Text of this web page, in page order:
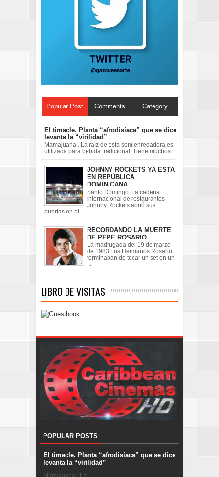
Popular Post Comments Category
El timacle. Planta “afrodisíaca” que se dice
levanta la “virilidad”
Mamajuana . La raíz de esta semienredadera es
utilizada para bebida tradicional Tiene muchos ...
JOHNNY ROCKETS YA ESTA
EN REPÚBLICA
DOMINICANA
Santo Domingo. La cadena
internacional de restaurantes
Johnny Rockets abrió sus
puertas en el ...
RECORDANDO LA MUERTE
DE PEPE ROSARIO
La madrugada del 19 de marzo
de 1983 Los Hermanos Rosario
terminaban de tocar un set en un
...
LIBRO DE VISITAS
POPULAR POSTS
El timacle. Planta “afrodisíaca” que se dice
levanta la “virilidad”
Mamajuana . La ...